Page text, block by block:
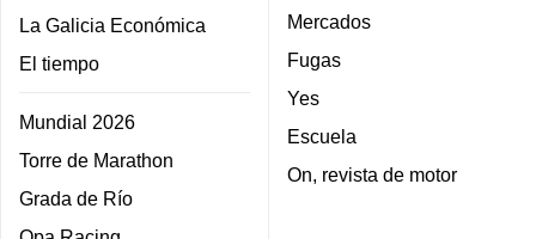
La Galicia Económica
El tiempo
Mundial 2026
Torre de Marathon
Grada de Río
Mercados
Fugas
Yes
Escuela
On, revista de motor